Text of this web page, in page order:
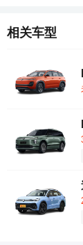
相关车型